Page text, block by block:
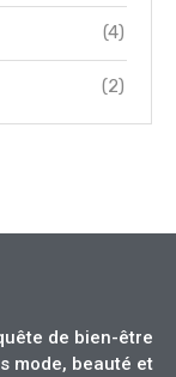
(4)
(2)
de bien-être
mode, beauté et